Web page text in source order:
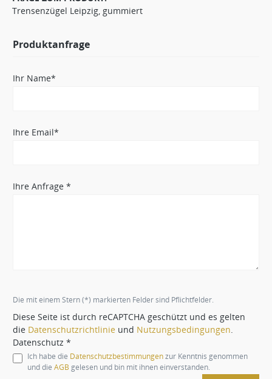
Trensenzügel Leipzig, gummiert
Produktanfrage
Ihr Name*
Ihre Email*
Ihre Anfrage *
Die mit einem Stern (*) markierten Felder sind Pflichtfelder.
Diese Seite ist durch reCAPTCHA geschützt und es gelten
die Datenschutzrichtlinie und Nutzungsbedingungen
Datenschutz *
Ich habe die Datenschutzbestimmungenzur Kenntnis genommen
und die AGB gelesen und bin mit ihnen einverstanden.